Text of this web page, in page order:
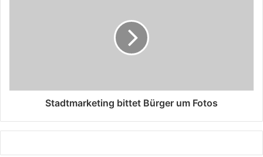
Stadtmarketing bittet Bürger um Fotos